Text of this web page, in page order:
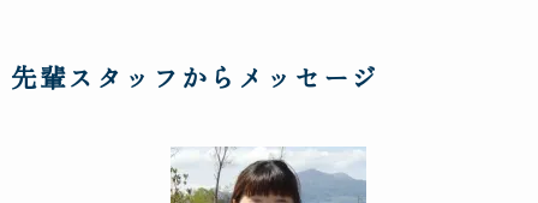
先輩スタッフからメッセージ